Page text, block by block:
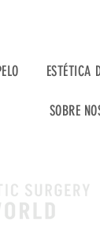
ESTÉTICA
SOBRE